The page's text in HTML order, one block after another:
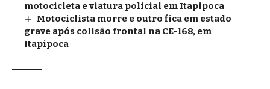
motocicleta e viatura policial em Itapipoca
Motociclista morre e outro fica em estado
grave após colisão frontal na CE-168, em
Itapipoca